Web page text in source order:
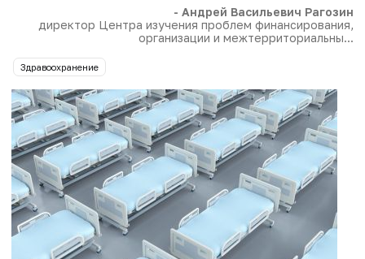
- Андрей Васильевич Рагозин
директор Центра изучения проблем финансирования,
организации и межтерриториальны...
Здравоохранение